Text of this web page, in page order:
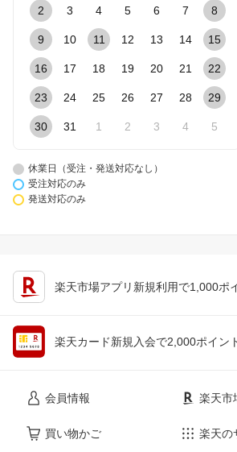
2 3 4 5 6 7 8
9 10 11 12 13 14 15
16 17 18 19 20 21 22
23 24 25 26 27 28 29
30 31 1 2 3 4 5
休業日（受注・発送対応なし）
受注対応のみ
発送対応のみ
楽天市場アプリ新規利用で1,000ポ
楽天カード新規入会で2,000ポイン
会員情報
買い物かご
楽天市
楽天の